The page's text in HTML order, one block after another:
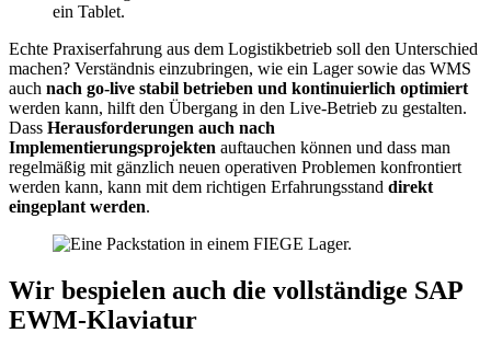
Echte Praxiserfahrung aus dem Logistikbetrieb soll den Unterschied
machen? Verständnis einzubringen, wie ein Lager sowie das WMS
auch nach go-live stabil betrieben und kontinuierlich optimiert
werden kann, hilft den Übergang in den Live-Betrieb zu gestalten.
Dass Herausforderungen auch nach
Implementierungsprojekten auftauchen können und dass man
regelmäßig mit gänzlich neuen operativen Problemen konfrontiert
werden kann, kann mit dem richtigen Erfahrungsstand direkt
eingeplant werden.
Wir bespielen auch die vollständige SAP
EWM-Klaviatur​